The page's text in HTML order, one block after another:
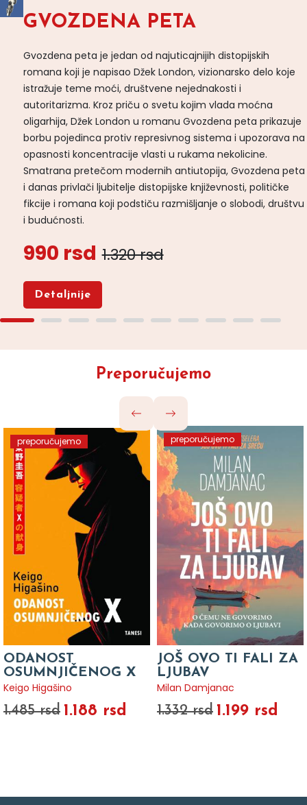
GVOZDENA PETA
Gvozdena peta je jedan od najuticajnijih distopijskih
romana koji je napisao Džek London, vizionarsko delo koje
istražuje teme moći, društvene nejednakosti i
autoritarizma. Kroz priču o svetu kojim vlada moćna
oligarhija, Džek London u romanu Gvozdena peta prikazuje
borbu pojedinca protiv represivnog sistema i upozorava na
opasnosti koncentracije vlasti u rukama nekolicine.
Smatrana pretečom modernih antiutopija, Gvozdena peta
i danas privlači ljubitelje distopijske književnosti, političke
fikcije i romana koji podstiču razmišljanje o slobodi, društvu
i budućnosti.
990 rsd 1.320 rsd
Detaljnije
Preporučujemo
preporučujemo
ODANOST
OSUMNJIČENOG X
Keigo Higašino
1.485 rsd 1.188 rsd
preporučujemo
JOŠ OVO TI FALI ZA
LJUBAV
Milan Damjanac
1.332 rsd 1.199 rsd